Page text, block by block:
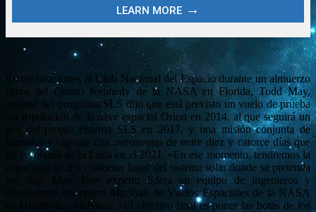
En declaraciones al Club Nacional del Espacio durante un almuerzo
cerca del Centro Kennedy de la NASA en Florida, Todd May,
gerente del programa SLS dijo que está previsto un vuelo de prueba
sin tripulación de la nave espacial Orion en 2014, al que seguirá un
test del propio sistema SLS en 2017, y una misión conjunta de
lanzador y cápsula con astronautas de entre diez y catorce días que
irá y volverá de la Luna en el 2021. «En ese momento, tendremos la
capacidad de ir a cualquier lugar del sistema solar donde se pretenda
ir», dijo May. Este experto lidera un equipo de ingenieros y
diseñadores del centro Marshall de Vuelos Espaciales de la NASA
en Huntsville, Alabama. «El objetivo final es poner las botas de los